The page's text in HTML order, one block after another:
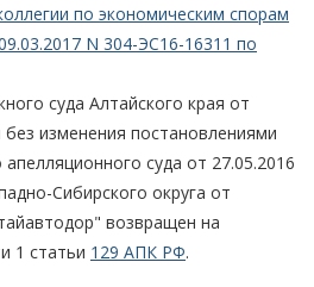
по экономическим спорам
N 304-ЭС16-16311 по
суда Алтайского края от
изменения постановлениями
суда от 27.05.2016
Сибирского округа от
возвращен на
1 статьи 129 АПК РФ.